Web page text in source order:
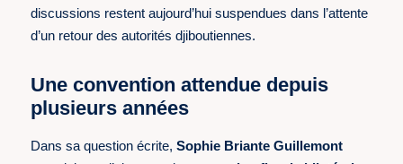
discussions restent aujourd’hui suspendues dans l’attente
d’un retour des autorités djiboutiennes.
Une convention attendue depuis
plusieurs années
Dans sa question écrite,Sophie Briante Guillemont